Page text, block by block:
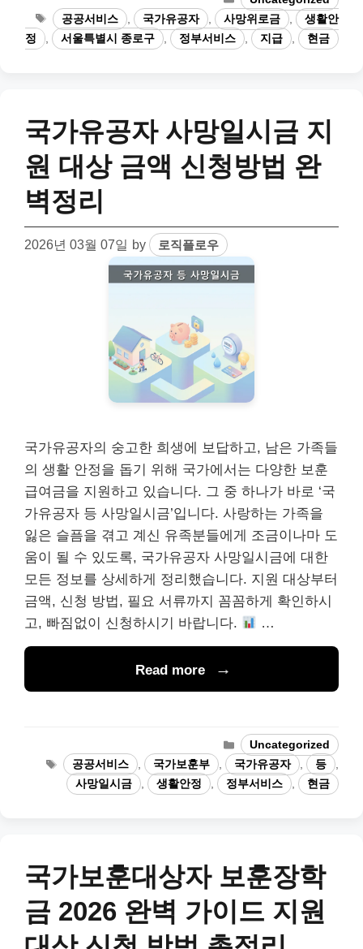
Tags공공서비스 국가유공자 사망위로금
생활안
정
서울특별시 종로구 정부서비스 지급 현금
국가유공자 사망일시금 지
원 대상 금액 신청방법 완
벽정리
2026년 03월 07일 by 로직플로우
국가유공자의 숭고한 희생에 보답하고, 남은 가족들
의 생활 안정을 돕기 위해 국가에서는 다양한 보훈
급여금을 지원하고 있습니다. 그 중 하나가 바로 ‘국
가유공자 등 사망일시금’입니다. 사랑하는 가족을
잃은 슬픔을 겪고 계신 유족분들에게 조금이나마 도
움이 될 수 있도록, 국가유공자 사망일시금에 대한
모든 정보를 상세하게 정리했습니다. 지원 대상부터
금액, 신청 방법, 필요 서류까지 꼼꼼하게 확인하시
고, 빠짐없이 신청하시기 바랍니다.
…
Read more
Categories
Uncategorized
Tags공공서비스 , 국가보훈부 , 국가유공자 , 등
,
사망일시금
, 생활안정 , 정부서비스 , 현금
국가보훈대상자 보훈장학
금 2026 완벽 가이드 지원